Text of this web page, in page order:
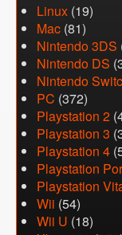
Linux (19)
Mac (81)
Nintendo 3DS
Nintendo DS
Nintendo
PC (372)
Playstation 2
Playstation 3
Playstation 4
Playstation
Playstation
Wii (54)
Wii U (18)